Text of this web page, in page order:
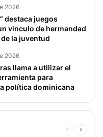
2026
destaca juegos
vinculo de hermandad
la juventud
2026
llama a utilizar el
para
política dominicana
PáginaPágina